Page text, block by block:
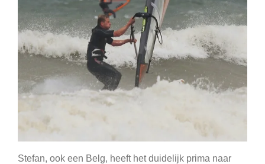
Stefan, ook een Belg, heeft het duidelijk prima naar